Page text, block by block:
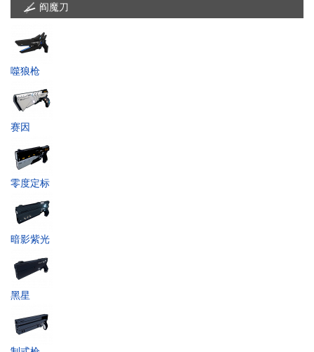
阎魔刀
噬狼枪
赛因
零度定标
暗影紫光
黑星